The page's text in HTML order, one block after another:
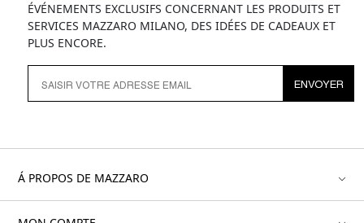
ÉVÉNEMENTS EXCLUSIFS CONCERNANT LES PRODUITS ET
SERVICES MAZZARO MILANO, DES IDÉES DE CADEAUX ET
PLUS ENCORE.
ENVOYER
Á PROPOS DE MAZZARO